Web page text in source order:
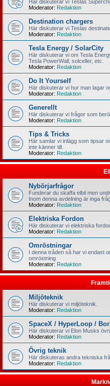
Här diskuterar vi Teslas
Moderator: Redaktion
Destination chargers
Här diskuterar vi Teslas
Moderator: Redaktion
Tesla Energy / SolarCity
Här diskuterar vi om Tesla
Tesla PowerWall, solceller, etc.
Moderator: Redaktion
Do It Yourself
Här diskuterar vi hur man lagar
Moderator: Redaktion
Generellt
Här diskuterar vi frågor som
Moderator: Redaktion
Tips & Tricks
Här samlar vi inlägg som tipsar
inte känner till.
Moderator: Redaktion
Nybörjarfrågor
Funderar du skaffa elbil men
Inom denna avdelning är inga
Moderator: Redaktion
Elektriska Fordon
Här diskuterar vi elektriska
Moderator: Redaktion
Omröstningar
I denna tråden så har vi endast
omröstning
Moderator: Redaktion
Miljöteknik
Här diskuterar vi miljöteknik.
Moderator: Redaktion
SpaceX / HyperLoop /
Här diskuterar vi Elon Musks
Moderator: Redaktion
Övrig teknik
Här diskuteras andra tekniska
Moderator: Redaktion